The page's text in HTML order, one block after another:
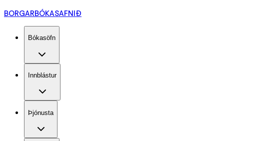
BORGARBÓKASAFNIÐ
Bókasöfn
Innblástur
Þjónusta